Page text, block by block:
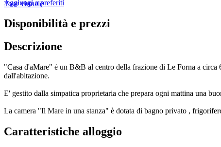
Tour virtuale
Aggiungi a preferiti
Disponibilità e prezzi
Descrizione
"Casa d'aMare" è un B&B al centro della frazione di Le Forna a circa
dall'abitazione.
E' gestito dalla simpatica proprietaria che prepara ogni mattina una
La camera "Il Mare in una stanza" è dotata di bagno privato ,
Caratteristiche alloggio